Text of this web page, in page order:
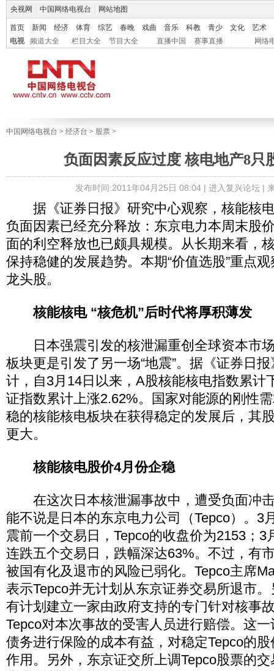
央视网 中国网络电视台 网站地图
首页 新闻 经济 体育 综艺 春晚 戏曲 音乐 科教 青少 文化
艺术
电视
频道大全 栏目大全 节目大全 直播中国 赛事直播 网络
中国网络电视台 > 经济台 > 股票 >
负面因素反应过度 核电地产8只
发布时间:2011年04月25日 08:04 | 进入复兴论坛|
据《证券日报》研究中心观察，核能核
负面因素已经充分释放：东京电力本周末股
面的利空释放也已颇具规模。从长期来看，
保持稳健的发展趋势。本期“价值选股”重点
龙头股。
核能核电 “核危机”后时代将厚积薄发
日本强震引发的核泄漏重创全球资本市
板块更是引发了另一场“地震”。据《证券日
计，自3月14日以来，A股核能核电指数累计
证指数累计上涨2.62%。国家对能源的刚性
稳的核能核电板块在获得稳定的发展后，其
更大。
核能核电股价4月份企稳
在这次日本核泄漏事故中，遭受负面冲
能不说是日本的东京电力公司（Tepco）。3
震前一个交易日，Tepco的收盘价为2153；3
连跌五个交易日，跌幅深达63%。不过，有
被国有化及退市的风险已弱化。Tepco主席
表示Tepco并无计划从东京证券交易所退市
有计划建立一家由政府支持的专门针对核事
Tepco对本次事故的受害人员进行赔偿。这
债务进行保险的成本有益，对稳定Tepco的
作用。另外，东京证交所上调Tepco股票的